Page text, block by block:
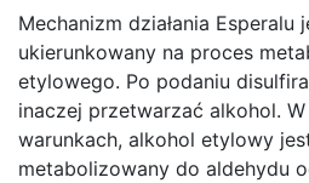
Mechanizm działania Esperalu
ukierunkowany na proces
etylowego. Po podaniu
inaczej przetwarzać alkohol.
warunkach, alkohol etylowy
metabolizowany do aldehydu